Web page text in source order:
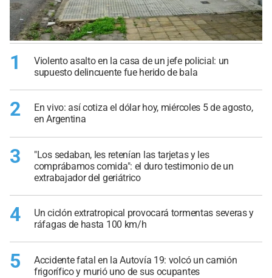
1
Violento asalto en la casa de un jefe policial: un
supuesto delincuente fue herido de bala
2
En vivo: así cotiza el dólar hoy, miércoles 5 de agosto,
en Argentina
3
"Los sedaban, les retenían las tarjetas y les
comprábamos comida": el duro testimonio de un
extrabajador del geriátrico
4
Un ciclón extratropical provocará tormentas severas y
ráfagas de hasta 100 km/h
5
Accidente fatal en la Autovía 19: volcó un camión
frigorífico y murió uno de sus ocupantes